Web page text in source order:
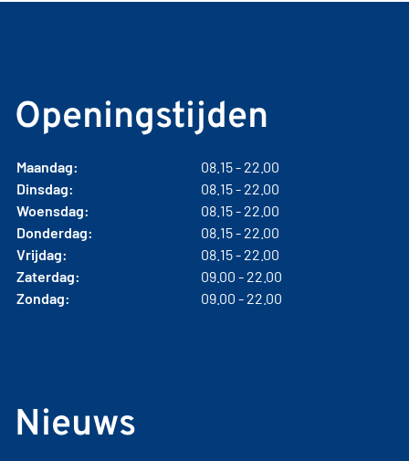
Openingstijden
Maandag:
08.15 - 22.00
Dinsdag:
08.15 - 22.00
Woensdag:
08.15 - 22.00
Donderdag:
08.15 - 22.00
Vrijdag:
08.15 - 22.00
Zaterdag:
09.00 - 22.00
Zondag:
09.00 - 22.00
Nieuws